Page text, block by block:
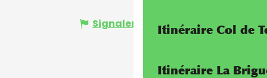
Itinéraire Col de
Itinéraire La
Signaler une erreur